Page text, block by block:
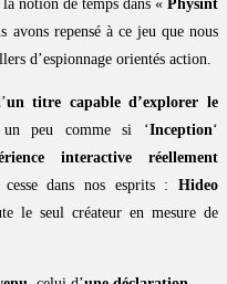
notion de temps dans « Physint
avons repensé à ce jeu que nous
d’espionnage orientés action.
un titre capable d’explorer le
peu comme si ‘Inception‘
interactive réellement
dans nos esprits : Hideo
le seul créateur en mesure de